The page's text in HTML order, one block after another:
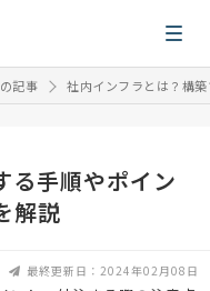
記事 社内インフラとは？構
る手順やポイン
解説
最終更新日：2024年02月08日